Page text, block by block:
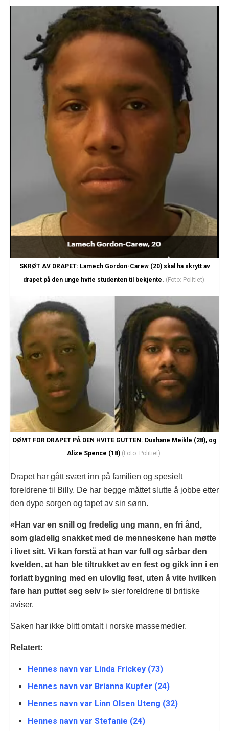
SKRØT AV DRAPET: Lamech Gordon-Carew (20) skal ha skrytt av
drapet på den unge hvite studenten til bekjente. (Foto: Politiet).
DØMT FOR DRAPET PÅ DEN HVITE GUTTEN. Dushane Meikle (28), og
Alize Spence (18) (Foto: Politiet).
Drapet har gått svært inn på familien og spesielt
foreldrene til Billy. De har begge måttet slutte å jobbe etter
den dype sorgen og tapet av sin sønn.
«Han var en snill og fredelig ung mann, en fri ånd,
som gladelig snakket med de menneskene han møtte
i livet sitt. Vi kan forstå at han var full og sårbar den
kvelden, at han ble tiltrukket av en fest og gikk inn i en
forlatt bygning med en ulovlig fest, uten å vite hvilken
fare han puttet seg selv i» sier foreldrene til britiske
aviser.
Saken har ikke blitt omtalt i norske massemedier.
Relatert:
Hennes navn var Linda Frickey (73)
Hennes navn var Brianna Kupfer (24)
Hennes navn var Linn Olsen Uteng (32)
Hennes navn var Stefanie (24)